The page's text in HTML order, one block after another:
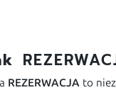
REZERWACJA to